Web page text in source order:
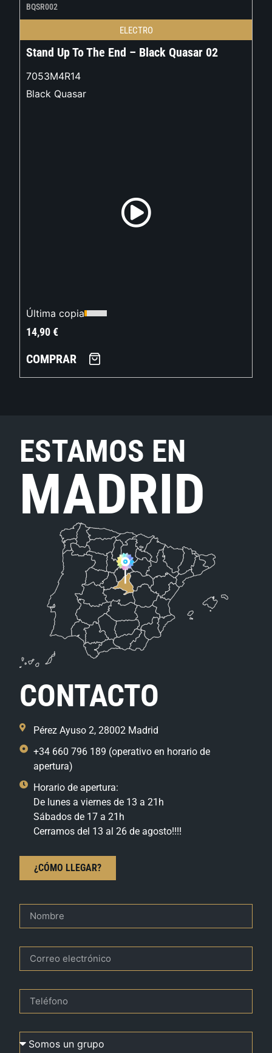
BQSR002
ELECTRO
Stand Up To The End – Black Quasar 02
7053M4R14
Black Quasar
Última copia
14,90€
COMPRAR
ESTAMOS EN
MADRID
CONTACTO
Pérez Ayuso 2, 28002 Madrid
+34 660 796 189 (operativo en horario de
apertura)
Horario de apertura:
De lunes a viernes de 13 a 21h
Sábados de 17 a 21h
Cerramos del 13 al 26 de agosto!!!!
¿CÓMO LLEGAR?